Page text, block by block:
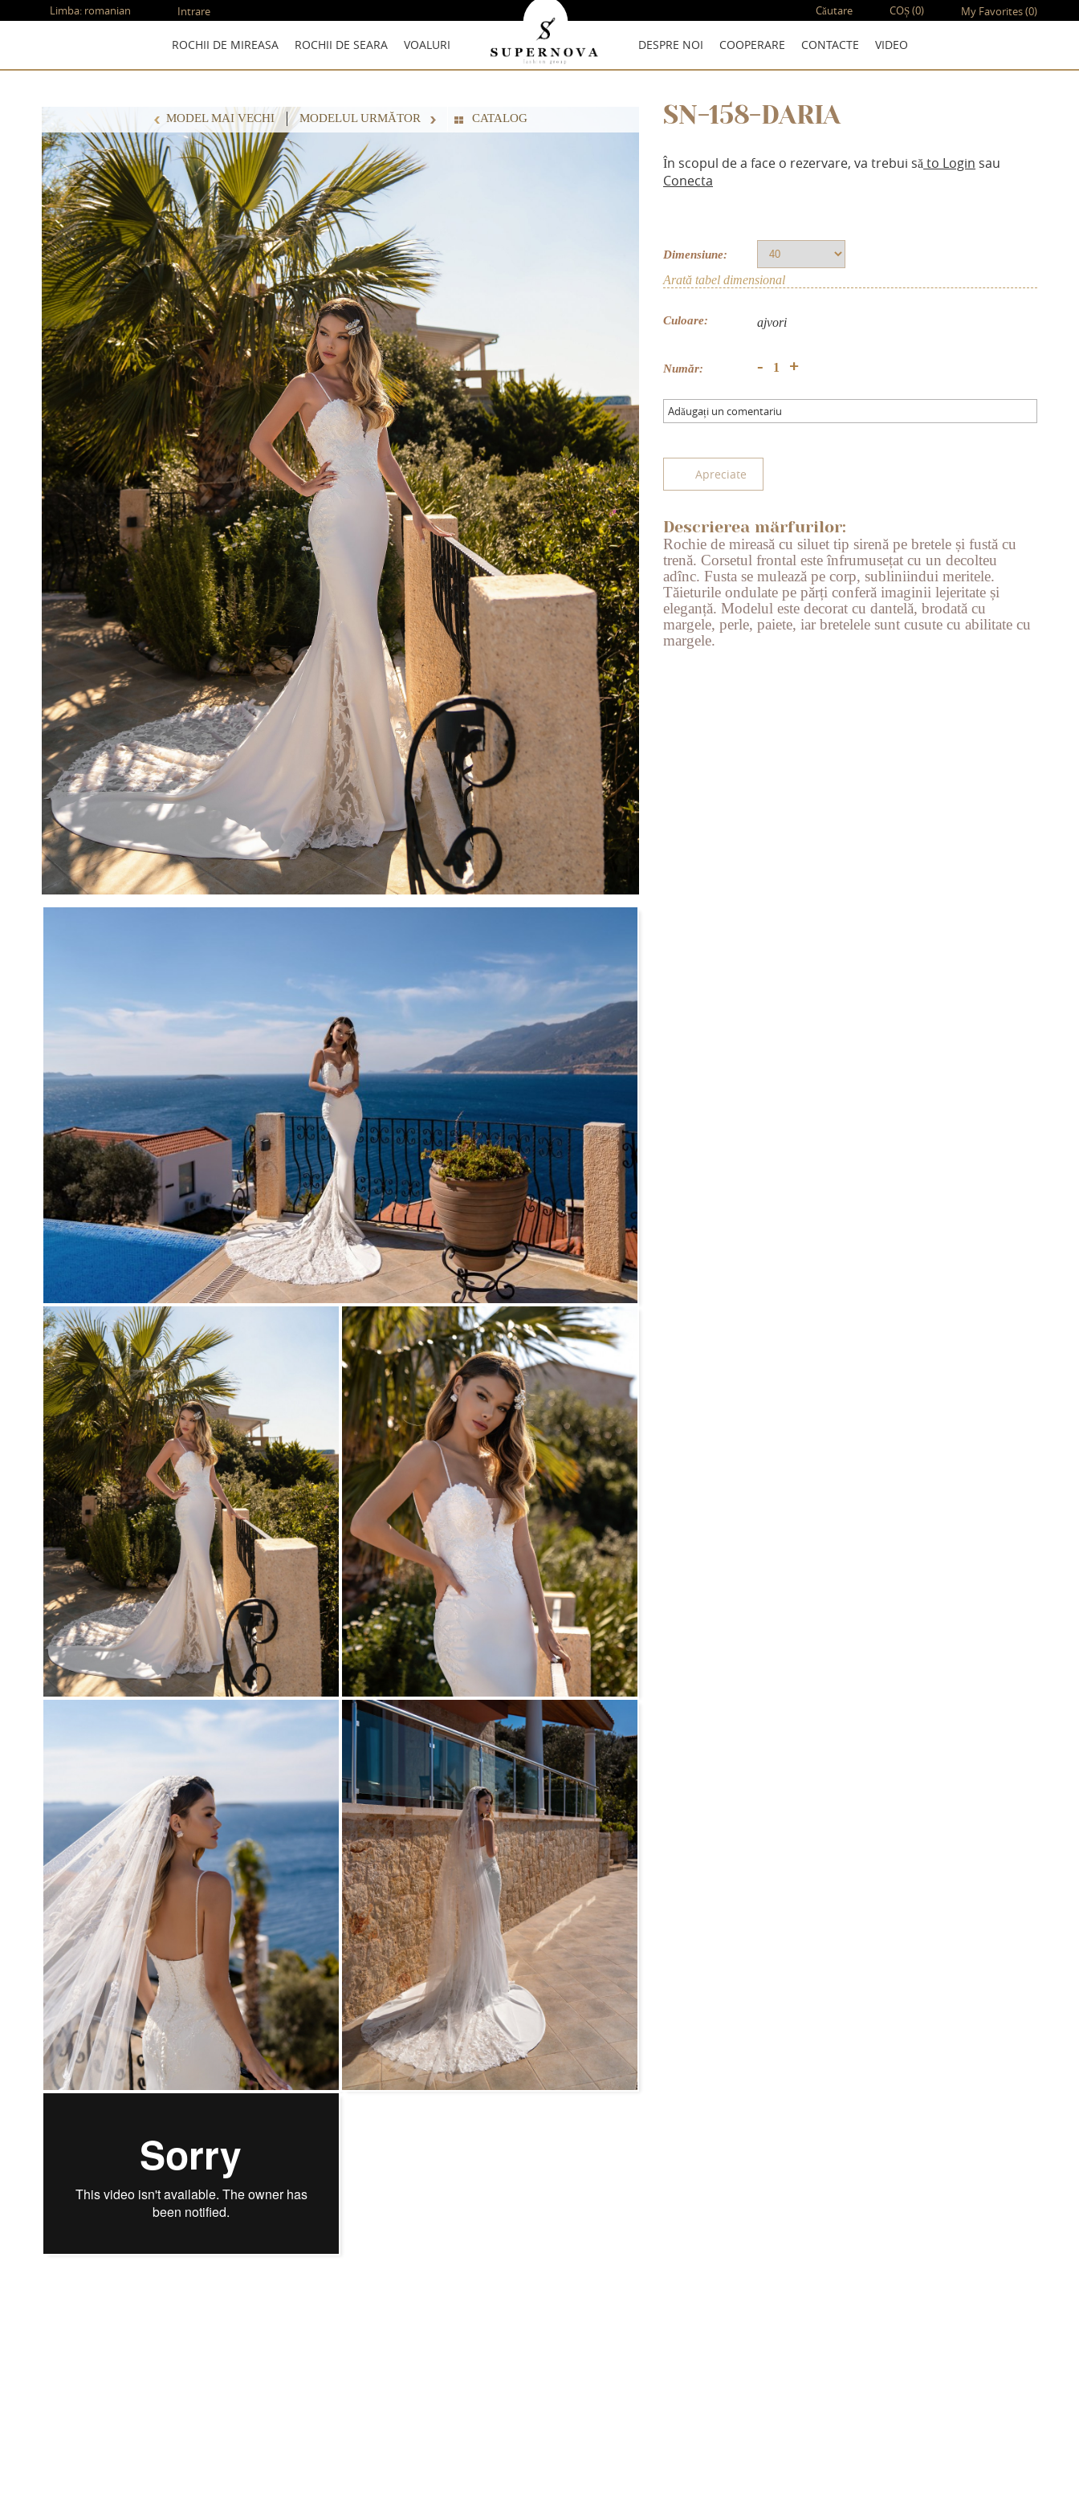
Limba: romanian Intrare Căutare COȘ(0) My Favorites(0)
ROCHII DE MIREASA ROCHII DE SEARA VOALURI DESPRE NOI COOPERARE CONTACTE VIDEO
MODEL MAI VECHI MODELUL URMĂTOR СATALOG SN-158-DARIA
În scopul de a face o rezervare, va trebui săto Login sau
Conecta
Dimensiune:
Arată tabel dimensional
Culoare: аjvori
Număr: - +
Adăugați un comentariu
Apreciate
Descrierea mărfurilor:
Rochie de mireasă cu siluet tip sirenă pe bretele și fustă cu
trenă. Corsetul frontal este înfrumusețat cu un decolteu
adînc. Fusta se mulează pe corp, subliniindui meritele.
Tăieturile ondulate pe părți conferă imaginii lejeritate și
eleganță. Modelul este decorat cu dantelă, brodată cu
margele, perle, paiete, iar bretelele sunt cusute cu abilitate cu
margele.